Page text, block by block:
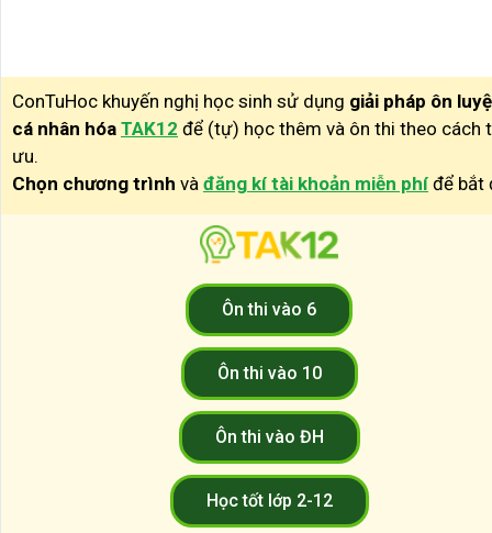
ConTuHoc khuyến nghị học sinh sử dụng giải pháp ôn
cá nhân hóa TAK12 để (tự) học thêm và ôn thi theo cách
ưu.
Chọn chương trình và đăng kí tài khoản miễn phí để bắt
Ôn thi vào 6
Ôn thi vào 10
Ôn thi vào ĐH
Học tốt lớp 2-12